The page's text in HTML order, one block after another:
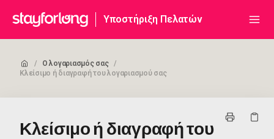
Υποστήριξη Πελατών
/ Ο λογαριασμός σας /
Κλείσιμο ή διαγραφή του λογαριασμού σας
Κλείσιμο ή διαγραφή του